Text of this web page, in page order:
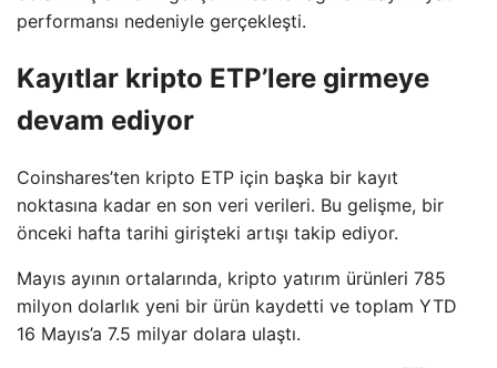
performansı nedeniyle gerçekleşti.
Kayıtlar kripto ETP’lere girmeye
devam ediyor
Coinshares’ten kripto ETP için başka bir kayıt
noktasına kadar en son veri verileri. Bu gelişme, bir
önceki hafta tarihi girişteki artışı takip ediyor.
Mayıs ayının ortalarında, kripto yatırım ürünleri 785
milyon dolarlık yeni bir ürün kaydetti ve toplam YTD
16 Mayıs’a 7.5 milyar dolara ulaştı.